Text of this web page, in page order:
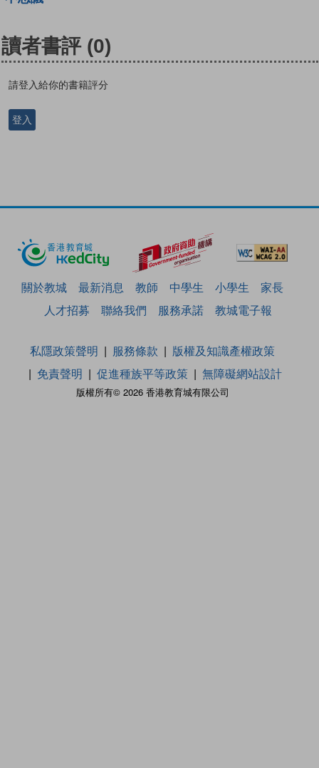
讀者書評 (0)
請登入給你的書籍評分
登入
關於教城 最新消息 教師 中學生 小學生
家長
人才招募
聯絡我們 服務承諾 教城電子報
版權所有© 2026 香港教育城有限公司
私隱政策聲明 服務條款
版權及知識產權政策
免責聲明
促進種族平等政策 無障礙網站設計